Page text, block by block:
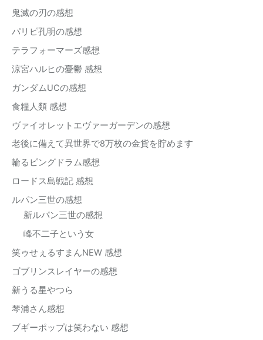
鬼滅の刃の感想
パリピ孔明の感想
テラフォーマーズ感想
涼宮ハルヒの憂鬱 感想
ガンダムUCの感想
食糧人類 感想
ヴァイオレットエヴァーガーデンの感想
老後に備えて異世界で8万枚の金貨を貯めます
輪るピングドラム感想
ロードス島戦記 感想
ルパン三世の感想
新ルパン三世の感想
峰不二子という女
笑ゥせぇるすまんNEW 感想
ゴブリンスレイヤーの感想
新うる星やつら
琴浦さん感想
ブギーポップは笑わない 感想